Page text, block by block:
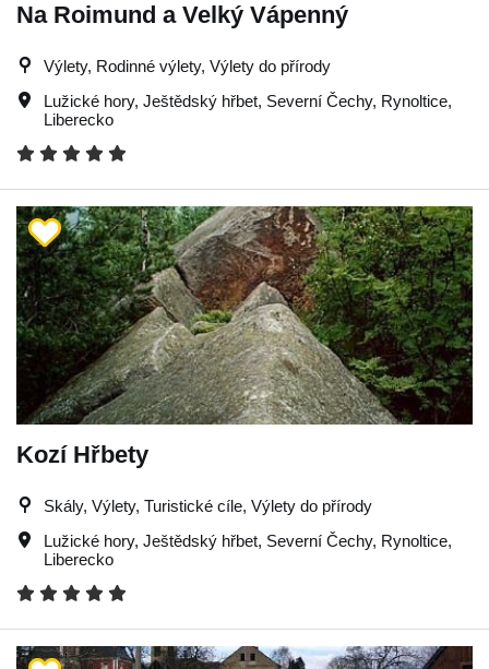
Na Roimund a Velký Vápenný
Výlety, Rodinné výlety, Výlety do přírody
Lužické hory, Ještědský hřbet, Severní Čechy, Rynoltice,
Liberecko
Kozí Hřbety
Skály, Výlety, Turistické cíle, Výlety do přírody
Lužické hory, Ještědský hřbet, Severní Čechy, Rynoltice,
Liberecko